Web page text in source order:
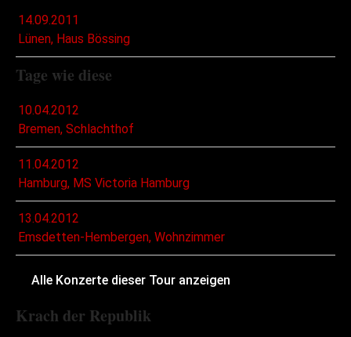
14.09.2011
Lünen, Haus Bössing
Tage wie diese
10.04.2012
Bremen, Schlachthof
11.04.2012
Hamburg, MS Victoria Hamburg
13.04.2012
Emsdetten-Hembergen, Wohnzimmer
Alle Konzerte dieser Tour anzeigen
Krach der Republik